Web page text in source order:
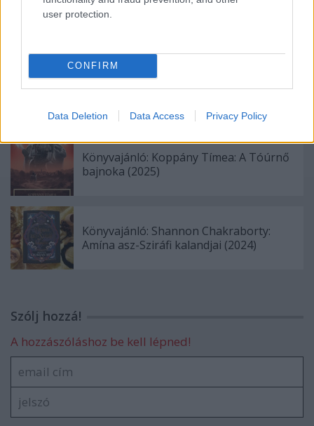
user protection.
CONFIRM
Data Deletion Data Access Privacy Policy
Könyvajánló: Jules Verne: Grant kapitány
Könyvajánló: Koppány Tímea: A Tóúrnő
bajnoka (2025)
Könyvajánló: Shannon Chakraborty:
Amína asz-Sziráfi kalandjai (2024)
Szólj hozzá!
A hozzászóláshoz be kell lépned!